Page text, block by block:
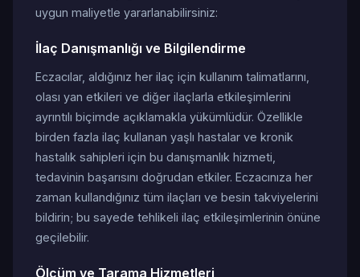
uygun maliyetle yararlanabilirsiniz:
İlaç Danışmanlığı ve Bilgilendirme
Eczacılar, aldığınız her ilaç için kullanım talimatlarını,
olası yan etkileri ve diğer ilaçlarla etkileşimlerini
ayrıntılı biçimde açıklamakla yükümlüdür. Özellikle
birden fazla ilaç kullanan yaşlı hastalar ve kronik
hastalık sahipleri için bu danışmanlık hizmeti,
tedavinin başarısını doğrudan etkiler. Eczacınıza her
zaman kullandığınız tüm ilaçları ve besin takviyelerini
bildirin; bu sayede tehlikeli ilaç etkileşimlerinin önüne
geçilebilir.
Ölçüm ve Tarama Hizmetleri